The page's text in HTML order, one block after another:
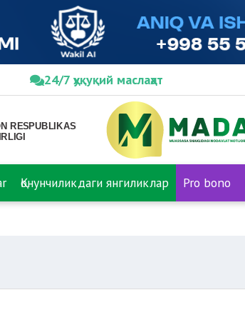
24/7 ҳуқуқий маслаҳат
Қонунчиликдаги янгиликлар Pro bono